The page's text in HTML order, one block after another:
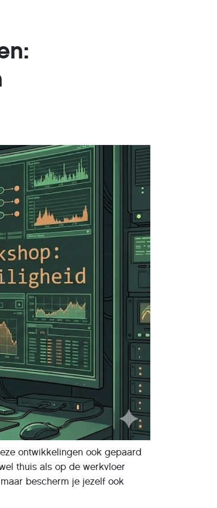
ontwikkelingen ook gepaard
thuis als op de werkvloer
bescherm je jezelf ook